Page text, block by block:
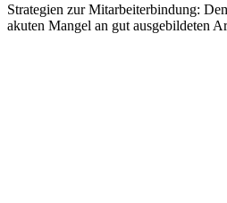
Strategien zur Mitarbeiterbindung:
akuten Mangel an gut ausgebildeten